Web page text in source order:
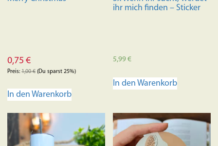
0,75 €
Preis: 1,00€ (Du sparst 25%)
In den Warenkorb
ihr mich finden – Sticker
5,99€
In den Warenkorb